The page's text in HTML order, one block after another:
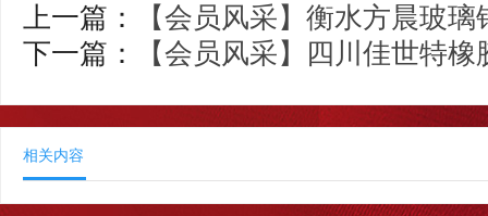
上一篇：
【会员风采】衡水方晨玻
下一篇：
【会员风采】四川佳世特
相关内容